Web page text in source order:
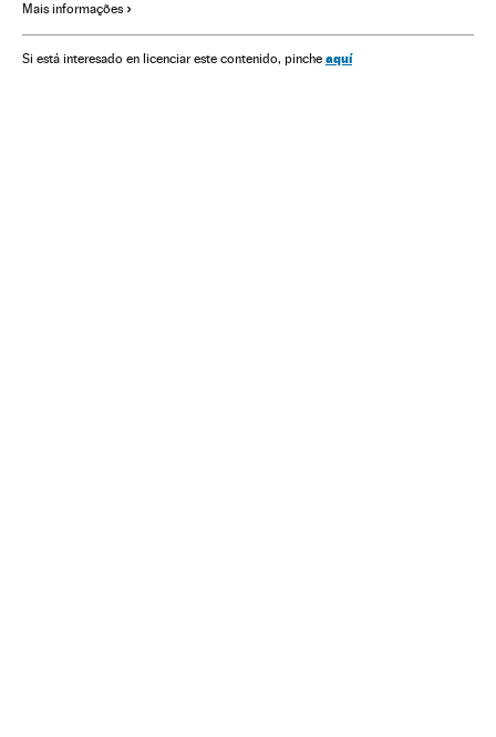
Comunicação Realeza Gente Reino Unido
Mais informações
Si está interesado en licenciar este contenido, pinche aquí